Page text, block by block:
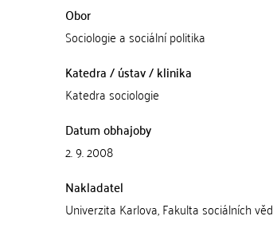
Obor
Sociologie a sociální politika
Katedra / ústav / klinika
Katedra sociologie
Datum obhajoby
2. 9. 2008
Nakladatel
Univerzita Karlova, Fakulta sociálních věd